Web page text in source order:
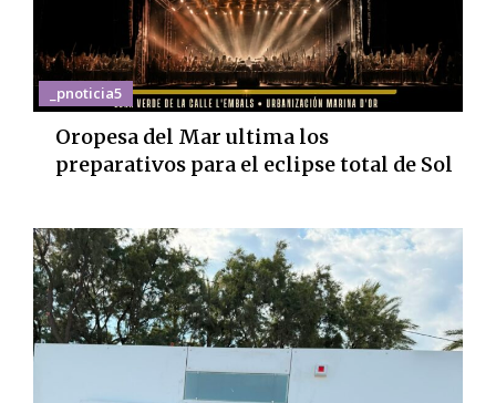
_pnoticia5
Oropesa del Mar ultima los
preparativos para el eclipse total de Sol